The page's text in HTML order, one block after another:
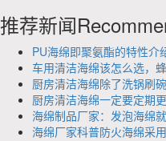
推荐新闻
PU海绵即聚氨酯的特性介
车用清洁海绵该怎么选，
厨房清洁海绵除了洗锅刷
厨房清洁海绵一定要定期
海绵制品厂家：发泡海绵
海绵厂家科普防火海绵采